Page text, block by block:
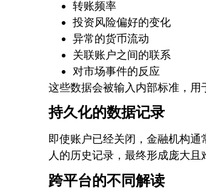
转账频率
投资风险偏好的变化
异常的货币流动
关联账户之间的联系
对市场事件的反应
这些数据会被输入内部标准，用
持久化的数据记录
即使账户已经关闭，金融机构
人的历史记录，最终形成庞大且
跨平台的不同解读